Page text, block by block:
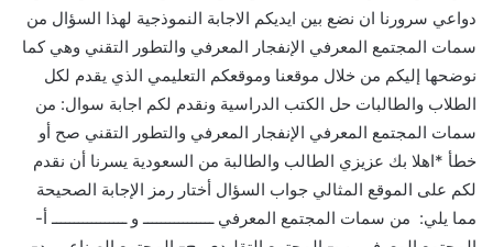
دواعي سرورنا ان نضع بين ايديكم الاجابة النموذجية لهذا السؤال من
سمات المجتمع المعرفي الإنفجار المعرفي والتطور التقني وهي كما
نوضحها إليكم من خلال موقعنا وموقعكم التعليمي الذي يقدم لكل
الطلاب والطالبات حل الكتب الدراسية ونقدم لكم اجابة سوال: من
سمات المجتمع المعرفي الإنفجار المعرفي والتطور التقني صح أو
خطأ *اهلا بك عزيزي الطالب والطالبة من السعودية يسرنا أن نقدم
لكم على الموقع المثالي جواب السؤال أختار رمز الإجابة الصحيحة
مما يلي: من سمات المجتمع المعرفي ــــــــــــــــ و ـــــــــــــــــ أ-